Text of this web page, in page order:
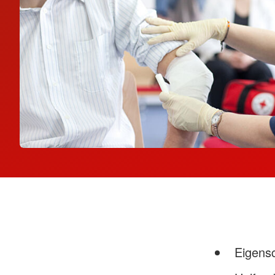
Haus-Not-Ruf
Essens-Liefer-Dienst
Kranken-Transport
Hörzeitung
Angebote für Senioren
Gesamtübersicht
Gymnastik
Wasser-Gymnastik
Tanzen
Kita Dünennest
Kita Villa Kunterbunt
Kita
Kita Vosseberg
Kita Nautilus
Kita Zauberwald